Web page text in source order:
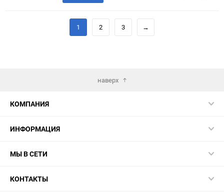
1 2 3 →
наверх
КОМПАНИЯ
ИНФОРМАЦИЯ
МЫ В СЕТИ
КОНТАКТЫ